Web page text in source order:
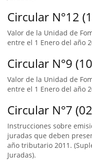
Circular N°12
Valor de la Unidad de
entre el 1 Enero del año
Circular N°9
Valor de la Unidad de
entre el 1 Enero del año
Circular N°7
Instrucciones sobre
juradas que deben
año tributario 2011.
Juradas).